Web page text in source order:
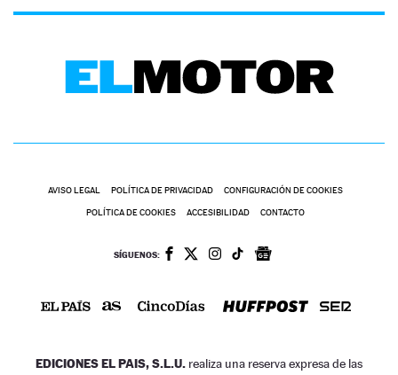
AVISO LEGAL POLÍTICA DE PRIVACIDAD CONFIGURACIÓN DE COOKIES
POLÍTICA DE COOKIES ACCESIBILIDAD CONTACTO
SÍGUENOS:
EDICIONES EL PAIS, S.L.U. realiza una reserva expresa de las